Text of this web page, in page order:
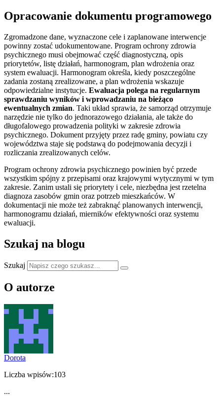
Opracowanie dokumentu programowego
Zgromadzone dane, wyznaczone cele i zaplanowane interwencje
powinny zostać udokumentowane. Program ochrony zdrowia
psychicznego musi obejmować część diagnostyczną, opis
priorytetów, listę działań, harmonogram, plan wdrożenia oraz
system ewaluacji. Harmonogram określa, kiedy poszczególne
zadania zostaną zrealizowane, a plan wdrożenia wskazuje
odpowiedzialne instytucje. Ewaluacja polega na regularnym
sprawdzaniu wyników i wprowadzaniu na bieżąco
ewentualnych zmian. Taki układ sprawia, że samorząd otrzymuje
narzędzie nie tylko do jednorazowego działania, ale także do
długofalowego prowadzenia polityki w zakresie zdrowia
psychicznego. Dokument przyjęty przez radę gminy, powiatu czy
województwa staje się podstawą do podejmowania decyzji i
rozliczania zrealizowanych celów.
Program ochrony zdrowia psychicznego powinien być przede
wszystkim spójny z przepisami oraz krajowymi wytycznymi w tym
zakresie. Zanim ustali się priorytety i cele, niezbędna jest rzetelna
diagnoza zasobów gmin oraz potrzeb mieszkańców. W
dokumentacji nie może też zabraknąć planowanych interwencji,
harmonogramu działań, mierników efektywności oraz systemu
ewaluacji.
Szukaj na blogu
Szukaj
O autorze
Dorota
Liczba wpisów:103
...